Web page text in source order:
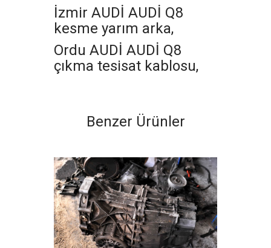
İzmir AUDİ AUDİ Q8
kesme yarım arka,
Ordu AUDİ AUDİ Q8
çıkma tesisat kablosu,
Benzer Ürünler